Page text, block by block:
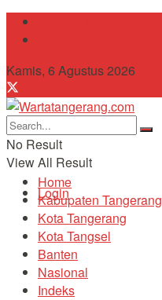
Kamis, 6 Agustus 2026
No Result
View All Result
Login
Home
Kabupaten Tangerang
Kota Tangerang
Kota Tangsel
Banten
Nasional
Indeks